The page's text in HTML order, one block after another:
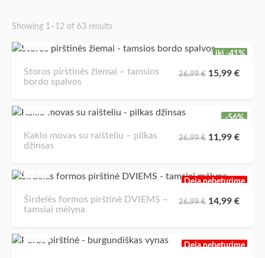
Showing 1–12 of 63 results
iki -41%
Storos pirštinės žiemai – tamsios
bordo spalvos
26,99€ 15,99 €
-56%
Kaklo movas su raišteliu – pilkas
džinsas
26,99€ 11,99 €
Deja nebeturime
Širdelės formos pirštinė DVIEMS –
tamsiai mėlyna
26,99€ 14,99 €
Deja nebeturime